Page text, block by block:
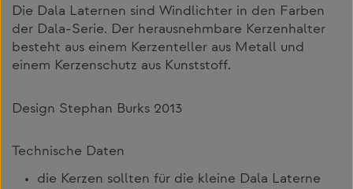
Die Dala Laternen sind Windlichter in den Farben
der Dala-Serie. Der herausnehmbare Kerzenhalter
besteht aus einem Kerzenteller aus Metall und
einem Kerzenschutz aus Kunststoff.
Design Stephan Burks 2013
Technische Daten
die Kerzen sollten für die kleine Dala Laterne